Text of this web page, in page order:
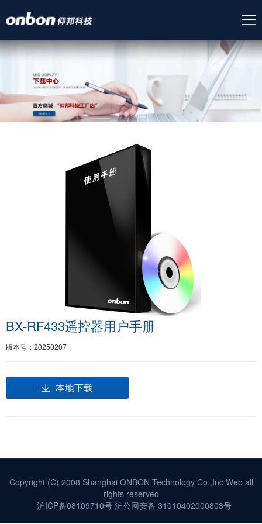
BX-RF433遥控器用户手册
版本号：20250207
本地下载
Copyright (C) 2008 Shanghai ONBON Technology Co.,Inc Web all
rights reserved
沪ICP备08109710号沪公网安备 31010402000803号